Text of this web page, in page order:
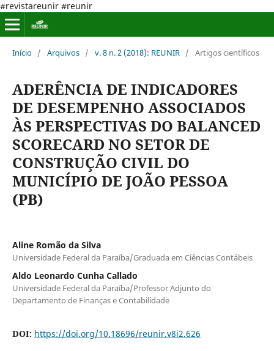
#revistareunir #reunir
Início / Arquivos / v. 8 n. 2 (2018): REUNIR / Artigos científicos
ADERÊNCIA DE INDICADORES
DE DESEMPENHO ASSOCIADOS
ÀS PERSPECTIVAS DO BALANCED
SCORECARD NO SETOR DE
CONSTRUÇÃO CIVIL DO
MUNICÍPIO DE JOÃO PESSOA
(PB)
Aline Romão da Silva
Universidade Federal da Paraíba/Graduada em Ciências Contábeis
Aldo Leonardo Cunha Callado
Universidade Federal da Paraíba/Professor Adjunto do
Departamento de Finanças e Contabilidade
DOI: https://doi.org/10.18696/reunir.v8i2.626